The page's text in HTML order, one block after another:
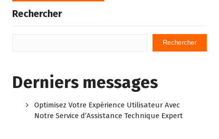
Rechercher
Rechercher
Derniers messages
Optimisez Votre Expérience Utilisateur Avec
Notre Service d’Assistance Technique Expert